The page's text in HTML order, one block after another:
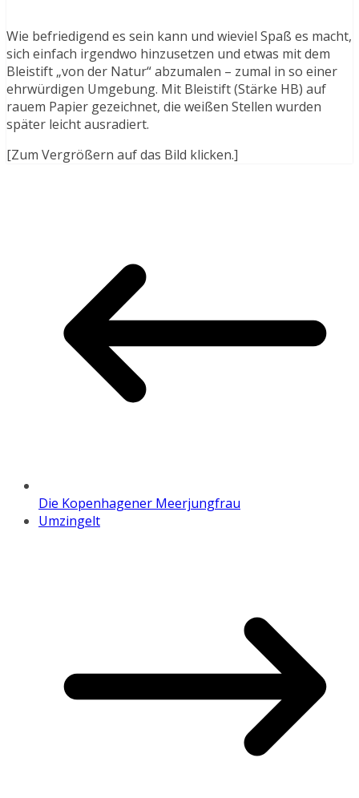
Wie befriedigend es sein kann und wieviel Spaß es macht,
sich einfach irgendwo hinzusetzen und etwas mit dem
Bleistift „von der Natur“ abzumalen – zumal in so einer
ehrwürdigen Umgebung. Mit Bleistift (Stärke HB) auf
rauem Papier gezeichnet, die weißen Stellen wurden
später leicht ausradiert.
[Zum Vergrößern auf das Bild klicken.]
Die Kopenhagener Meerjungfrau
Umzingelt